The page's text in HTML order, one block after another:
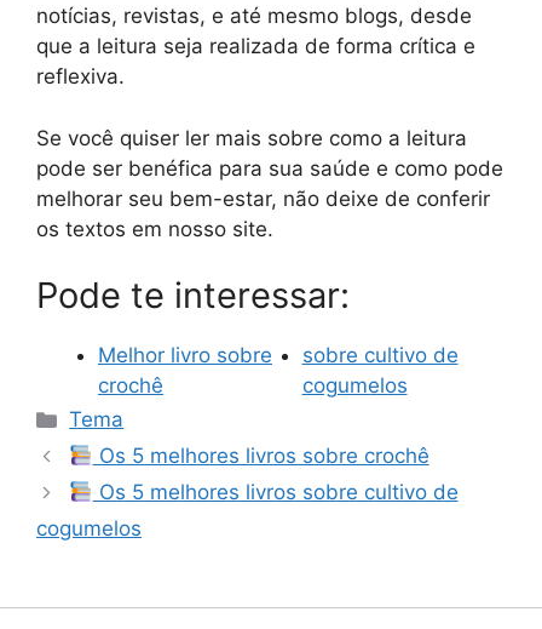
notícias, revistas, e até mesmo blogs, desde
que a leitura seja realizada de forma crítica e
reflexiva.
Se você quiser ler mais sobre como a leitura
pode ser benéfica para sua saúde e como pode
melhorar seu bem-estar, não deixe de conferir
os textos em nosso site.
Pode te interessar:
Melhor livro sobre
crochê
sobre cultivo de
cogumelos
Categorias
Tema
Os 5 melhores livros sobre crochê
Os 5 melhores livros sobre cultivo de
cogumelos